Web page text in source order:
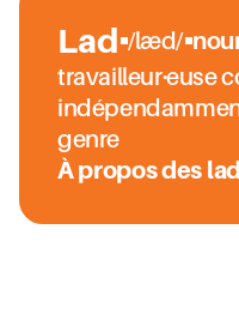
Lad /læd/
travailleur·euse
genre
À propos des